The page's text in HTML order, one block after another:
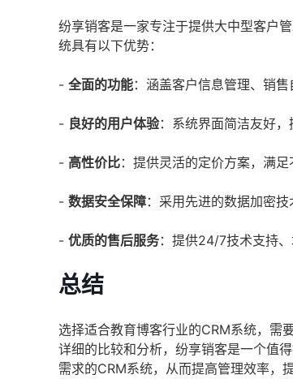
纷享销客是一家专注于提供大中型客户
统具有以下优势：
- 全面的功能：涵盖客户信息管理、销
- 良好的用户体验：系统界面简洁友好，
- 高性价比：提供灵活的定价方案，满足
- 数据安全保障：采用先进的数据加密技
- 优质的售后服务：提供24/7技术支持、
总结
选择适合教育博客行业的CRM系统，需
详细的比较和分析，纷享销客是一个值
需求的CRM系统，从而提高管理效率，